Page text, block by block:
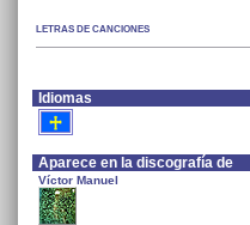
LETRAS DE CANCIONES
Idiomas
Aparece en la discografía de
Víctor Manuel